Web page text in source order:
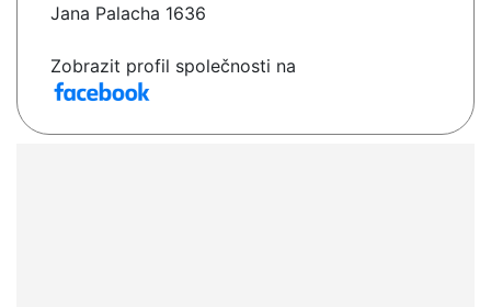
Jana Palacha 1636
Zobrazit profil společnosti na